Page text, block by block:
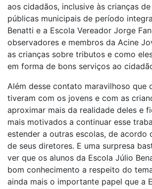
aos cidadãos, inclusive às crianças
públicas municipais de período
Benatti e a Escola Vereador Jorge
observadores e membros da Acine
as crianças sobre tributos e como
em forma de bons serviços ao
Além desse contato maravilhoso que
tiveram com os jovens e com as
aproximar mais da realidade deles e
mais motivados a continuar esse
estender a outras escolas, de acordo
de seus diretores. E uma surpresa
ver que os alunos da Escola Júlio
bom conhecimento a respeito do
ainda mais o importante papel que a